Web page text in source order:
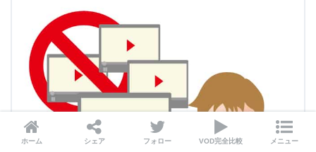
ホーム シェア フォロー VOD完全比較 メニュー